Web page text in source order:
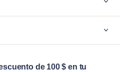
de 100 $ en tu